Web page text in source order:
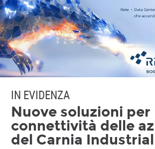
IN EVIDENZA
Nuove soluzioni per
connettività delle
del Carnia